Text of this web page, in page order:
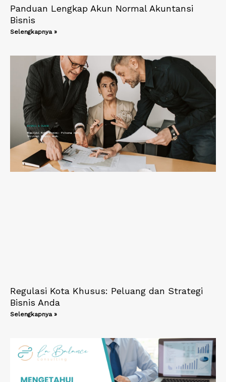
Panduan Lengkap Akun Normal Akuntansi
Bisnis
Selengkapnya »
Regulasi Kota Khusus: Peluang dan Strategi
Bisnis Anda
Selengkapnya »